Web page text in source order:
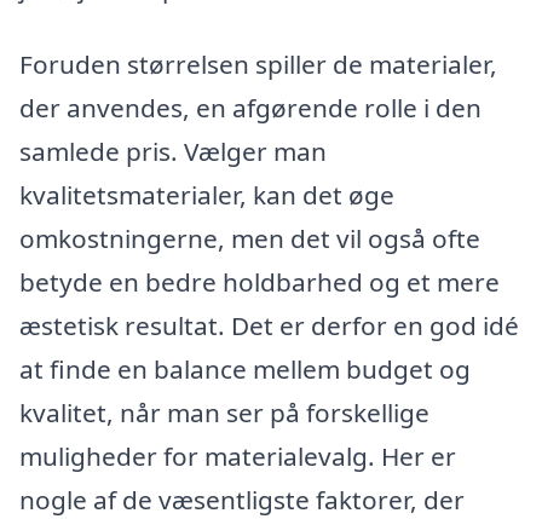
Foruden størrelsen spiller de materialer,
der anvendes, en afgørende rolle i den
samlede pris. Vælger man
kvalitetsmaterialer, kan det øge
omkostningerne, men det vil også ofte
betyde en bedre holdbarhed og et mere
æstetisk resultat. Det er derfor en god idé
at finde en balance mellem budget og
kvalitet, når man ser på forskellige
muligheder for materialevalg. Her er
nogle af de væsentligste faktorer, der